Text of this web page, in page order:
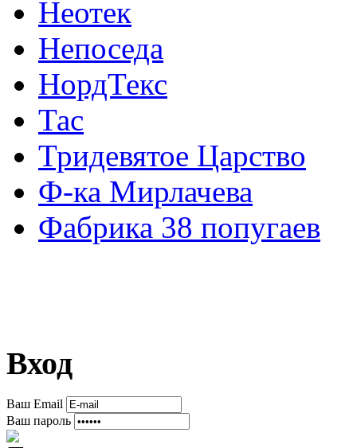
Неотек
Непоседа
НордТекс
Тас
Тридевятое Царство
Ф-ка Мирлачева
Фабрика 38 попугаев
Вход
Ваш Email
Ваш пароль